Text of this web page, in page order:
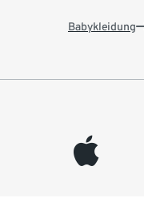
Babykleidung
appleinc